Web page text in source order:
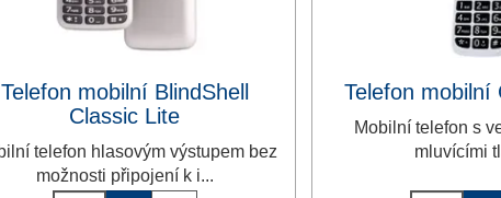
Telefon mobilní BlindShell
Classic Lite
telefon hlasovým výstupem bez
možnosti připojení k i...
Telefon mobilní
Mobilní telefon s
mluvícími